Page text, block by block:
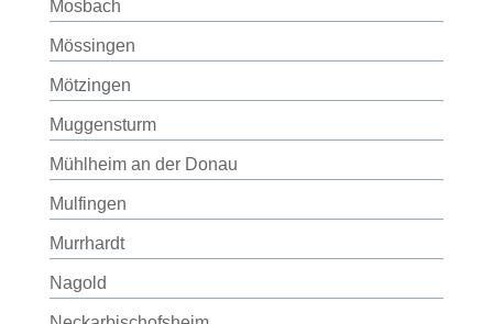
Mosbach
Mössingen
Mötzingen
Muggensturm
Mühlheim an der Donau
Mulfingen
Murrhardt
Nagold